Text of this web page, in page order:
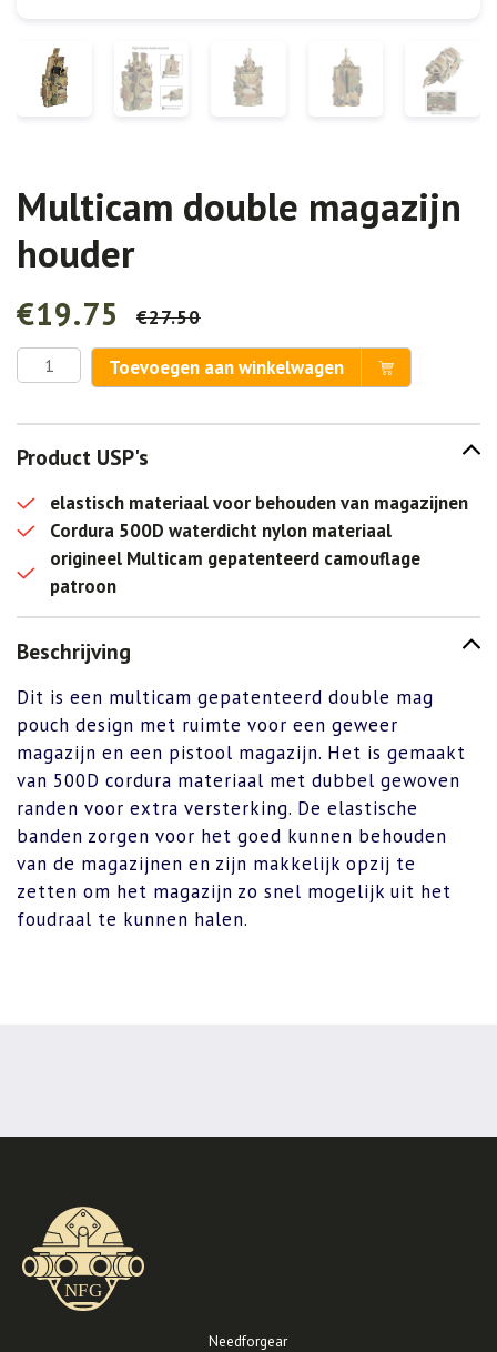
Multicam double magazijn
houder
€27.50
Oorspronkelijke
prijs
€27.50.
€19.75
Huidige
prijs
€19.75.
Multicam
double
aantal
Toevoegen aan winkelwagen
Product USP's
elastisch materiaal voor behouden van magazijnen
Cordura 500D waterdicht nylon materiaal
origineel Multicam gepatenteerd camouflage
patroon
Beschrijving
Dit is een multicam gepatenteerd double mag
pouch design met ruimte voor een geweer
magazijn en een pistool magazijn. Het is gemaakt
van 500D cordura materiaal met dubbel gewoven
randen voor extra versterking. De elastische
banden zorgen voor het goed kunnen behouden
van de magazijnen en zijn makkelijk opzij te
zetten om het magazijn zo snel mogelijk uit het
foudraal te kunnen halen.
Needforgear